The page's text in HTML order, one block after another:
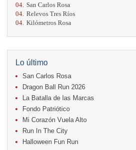
04. San Carlos Rosa
04. Relevos Tres Ríos
04. Kilómetros Rosa
18. Casa Turire Trail Run
18.
Warriors Run Circuit
18. Samsung Jacó Beach Half Marathon 2026
25. KRun by Under Armour
25. Run Alajuela
31.
Halloween Fun Run
Noviembre
08. Lindora Run
15. Entre Pan y Rosas
Diciembre
Lo último
San Carlos Rosa
Dragon Ball Run 2026
La Batalla de las Marcas
Fondo Patriótico
Mi Corazón Vuela Alto
Run In The City
Halloween Fun Run